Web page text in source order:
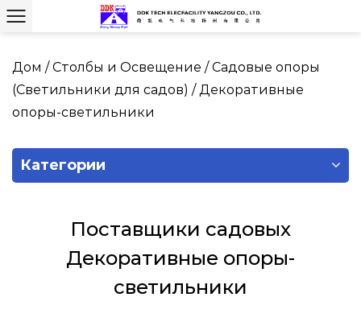
Дом /Столбы и Освещение /Садовые опоры
(Светильники для садов) /Декоративные
опоры-светильники
Категории
Поставщики садовых
Декоративные опоры-
светильники